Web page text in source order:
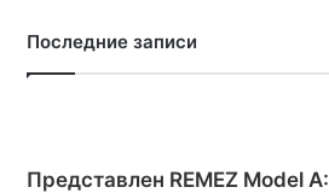
Последние записи
Представлен REMEZ Model A: